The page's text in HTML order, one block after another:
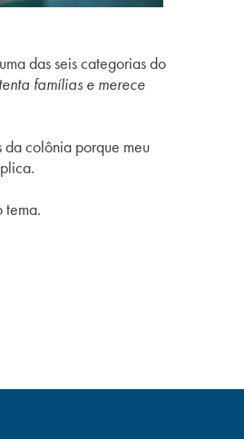
das seis categorias do
famílias e merece
da colônia porque meu
tema.